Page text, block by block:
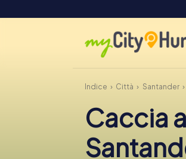
Indice Città Santander
Caccia